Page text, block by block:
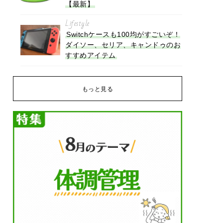
【最新】
Lifestyle
Switchケースも100均がすごいぞ！
ダイソー、セリア、キャンドゥのお
すすめアイテム
もっと見る